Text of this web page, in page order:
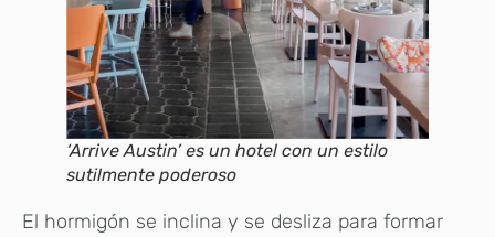
‘Arrive Austin’ es un hotel con un estilo
sutilmente poderoso
El hormigón se inclina y se desliza para formar